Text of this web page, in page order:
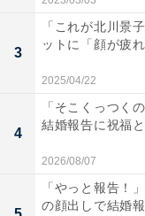
3
「これが北川景
ットに「顔が疲
2025/04/22
4
「そこくっつく
結婚報告に祝福
2026/08/07
「やっと報告！
の顔出しで結婚